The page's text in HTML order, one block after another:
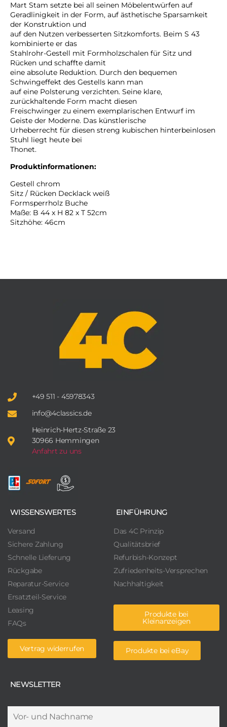
Mart Stam setzte bei all seinen Möbelentwürfen auf
Geradlinigkeit in der Form, auf ästhetische Sparsamkeit
der Konstruktion und
auf den Nutzen verbesserten Sitzkomforts. Beim S 43
kombinierte er das
Stahlrohr-Gestell mit Formholzschalen für Sitz und
Rücken und schaffte damit
eine absolute Reduktion. Durch den bequemen
Schwingeffekt des Gestells kann man
auf eine Polsterung verzichten. Seine klare,
zurückhaltende Form macht diesen
Freischwinger zu einem exemplarischen Entwurf im
Geiste der Moderne. Das künstlerische
Urheberrecht für diesen streng kubischen hinterbeinlosen
Stuhl liegt heute bei
Thonet.
Produktinformationen:
Gestell chrom
Sitz / Rücken Decklack weiß
Formsperrholz Buche
Maße: B 44 x H 82 x T 52cm
Sitzhöhe: 46cm
+49 511 - 45978343
info@4classics.de
Heinrich-Hertz-Straße 23
30966 Hemmingen
Anfahrt zu uns
WISSENSWERTES
Versand
Sichere Zahlung
Schnelle Lieferung
Rückgabe
Reparatur-Service
Ersatzteil-Service
Leasing
FAQs
Vertrag widerrufen
EINFÜHRUNG
Das 4C Prinzip
Qualitätsbrief
Refurbish-Konzept
Zufriedenheits-Versprechen
Nachhaltigkeit
Produkte bei
Kleinanzeigen
Produkte bei eBay
NEWSLETTER